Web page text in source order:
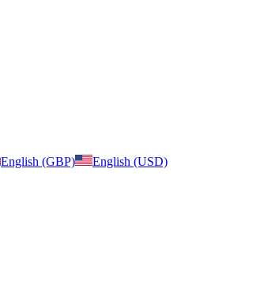
English (GBP)
English (USD)